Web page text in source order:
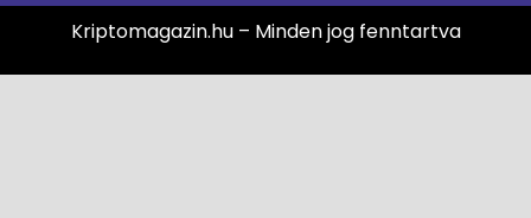
Kriptomagazin.hu – Minden jog fenntartva